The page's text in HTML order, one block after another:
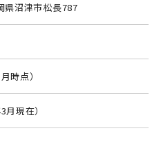
県沼津市松長787
時点）
月現在）